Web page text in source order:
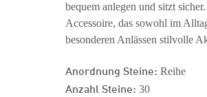
bequem anlegen und sitzt
Accessoire, das sowohl im
besonderen Anlässen stilvolle
Anordnung Steine: Reihe
Anzahl Steine: 30